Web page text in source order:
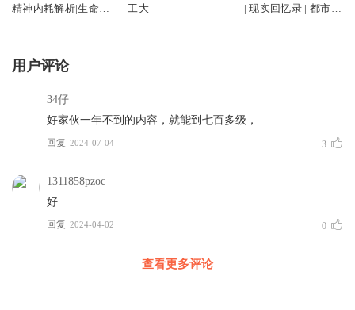
精神内耗解析|生命解
工大
| 现实回忆录 | 都市青
用户评论
34仔
好家伙一年不到的内容，就能到七百多级，
回复 2024-07-04 3
1311858pzoc
好
回复 2024-04-02 0
查看更多评论